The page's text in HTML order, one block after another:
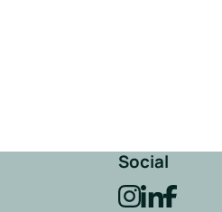
Social